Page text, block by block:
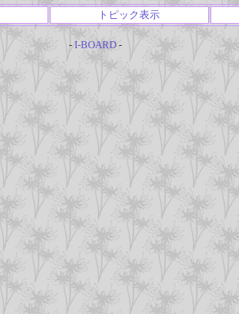
トピック表示
- I-BOARD-